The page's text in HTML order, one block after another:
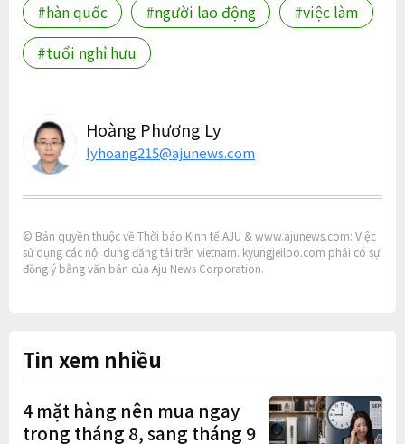
#hàn quốc #người lao động
#việc làm
#tuổi nghỉ hưu
Hoàng Phương Ly
lyhoang215@ajunews.com
© Bản quyền thuộc về Thời báo Kinh tế AJU & www.ajunews.com: Việc
sử dụng các nội dung đăng tải trên vietnam. kyungjeilbo.com phải có sự
đồng ý bằng văn bản của Aju News Corporation.
Tin xem nhiều
4 mặt hàng nên mua ngay
trong tháng 8, sang tháng 9